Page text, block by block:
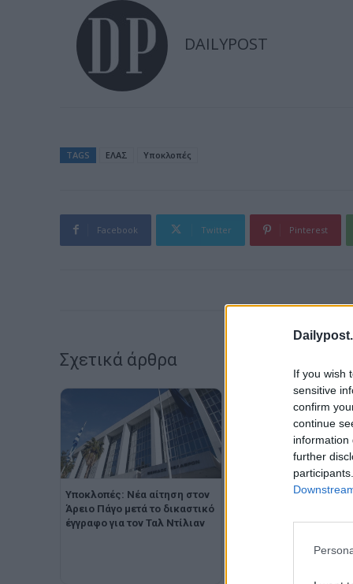
If you wish
sensitive
confirm
continue
information
further
DAILYPOST
TAGS ΕΛΑΣ Υποκλοπές
Facebook Twitter Pinterest
Σχετικά άρθρα
Υποκλοπές: Νέα αίτηση στον
Άρειο Πάγο μετά το δικαστικό
έγγραφο για τον Ταλ Ντίλιαν
Δημητριάδη: «Άλλη μια
αλαζονείας από τον